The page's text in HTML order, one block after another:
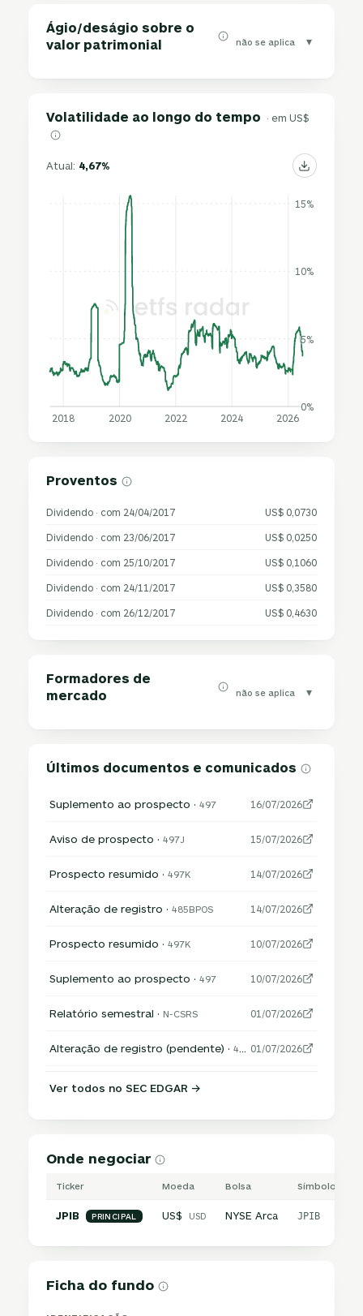
Ágio/deságio sobre o
valor patrimonial
não se aplica ▾
Volatilidade ao longo do tempo · em US$
Atual: 4,67%
0%
5%
10%
15%
2018 2020 2022 2024 2026
Proventos
Dividendo · com 24/04/2017 US$ 0,0730
Dividendo · com 23/06/2017 US$ 0,0250
Dividendo · com 25/10/2017 US$ 0,1060
Dividendo · com 24/11/2017 US$ 0,3580
Dividendo · com 26/12/2017 US$ 0,4630
Formadores de
mercado
não se aplica ▾
Últimos documentos e comunicados
Suplemento ao prospecto ·497 16/07/2026
Aviso de prospecto ·497J 15/07/2026
Prospecto resumido ·497K 14/07/2026
Alteração de registro ·485BPOS 14/07/2026
Prospecto resumido ·497K 10/07/2026
Suplemento ao prospecto ·497 10/07/2026
Relatório semestral · N-CSRS 01/07/2026
Alteração de registro (pendente) ·485APOS 01/07/2026
Ver todos no SEC EDGAR →
Onde negociar
Ticker Moeda Bolsa Símbolo
JPIB PRINCIPAL US$ USD NYSE Arca JPIB
Ficha do fundo